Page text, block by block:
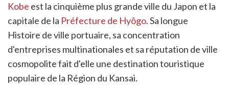
Kobe est la cinquième plus grande ville du Japon et la
capitale de la Préfecture de Hyôgo. Sa longue
Histoire de ville portuaire, sa concentration
d'entreprises multinationales et sa réputation de ville
cosmopolite fait d'elle une destination touristique
populaire de la Région du Kansai.